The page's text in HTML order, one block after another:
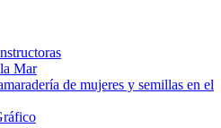
Mar
de mujeres y semillas en el